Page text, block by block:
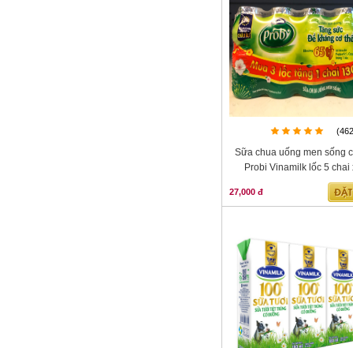
Sữa chua uống men sống
Probi Vinamilk lốc 5 chai
27,000 đ